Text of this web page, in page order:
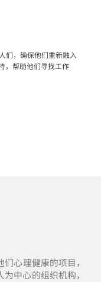
们，确保他们重新融入
，帮助他们寻找工作
心理健康的项目，
中心的组织机构，